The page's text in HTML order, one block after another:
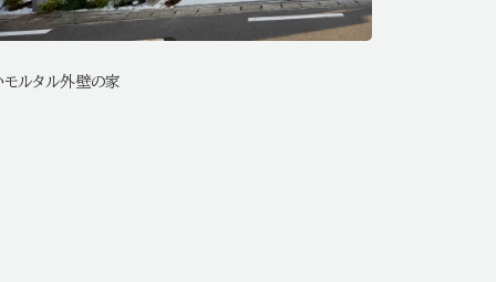
ルタル外壁の家